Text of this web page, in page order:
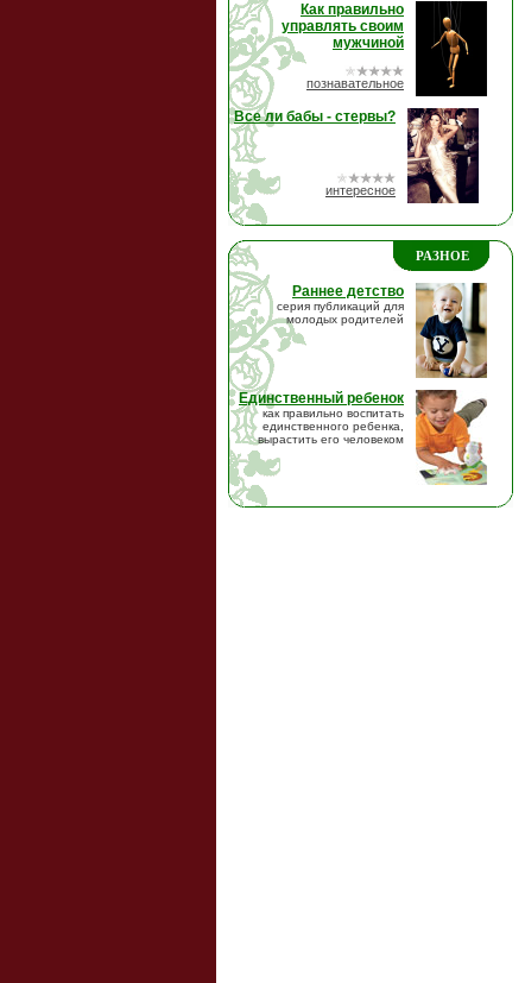
Как правильно
управлять своим
мужчиной
познавательное
Все ли бабы - стервы?
интересное
РАЗНОЕ
Раннее детство
серия публикаций для
молодых родителей
Единственный ребенок
как правильно воспитать
единственного ребенка,
вырастить его человеком